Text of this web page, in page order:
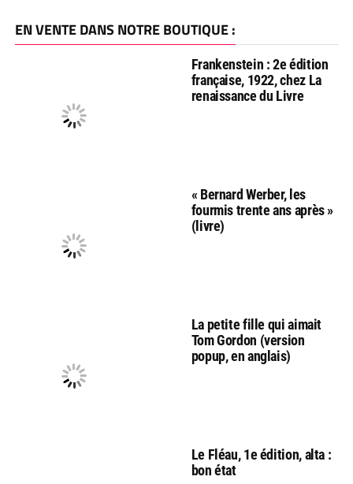
EN VENTE DANS NOTRE BOUTIQUE :
Frankenstein : 2e édition
française, 1922, chez La
renaissance du Livre
« Bernard Werber, les
fourmis trente ans après »
(livre)
La petite fille qui aimait
Tom Gordon (version
popup, en anglais)
Le Fléau, 1e édition, alta :
bon état